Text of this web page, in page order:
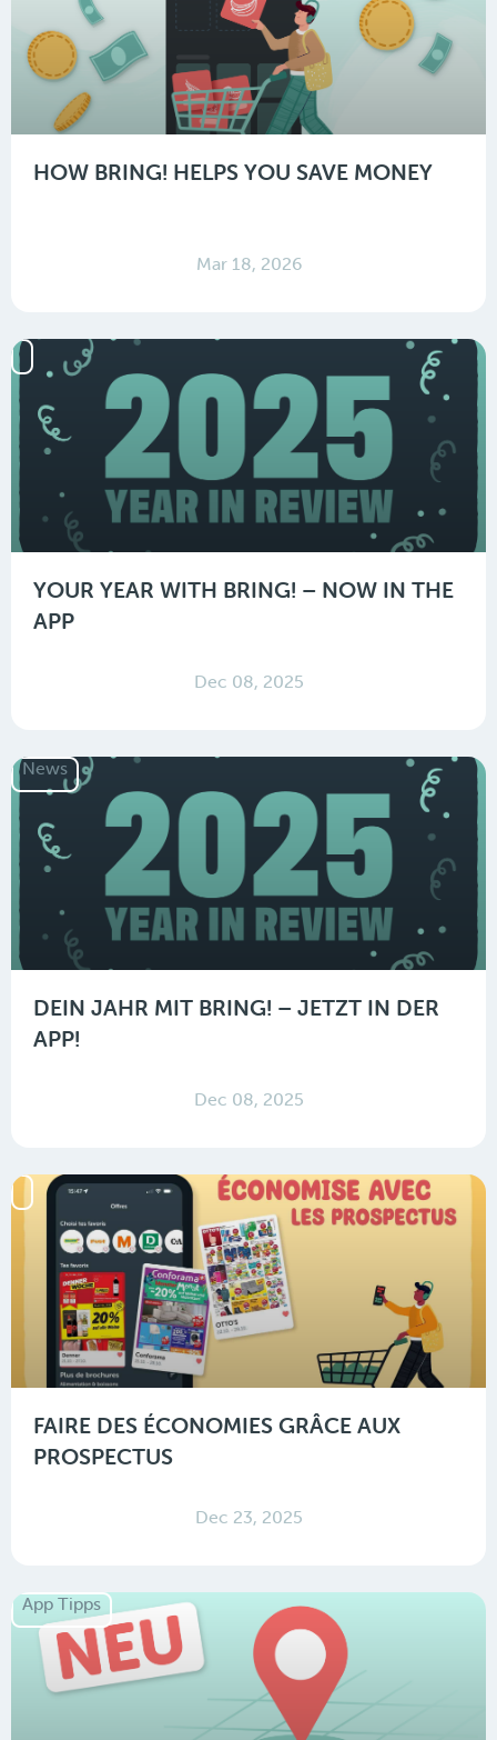
HOW BRING! HELPS YOU SAVE MONEY
Mar 18, 2026
YOUR YEAR WITH BRING! – NOW IN THE
APP
Dec 08, 2025
News
DEIN JAHR MIT BRING! – JETZT IN DER
APP!
Dec 08, 2025
FAIRE DES ÉCONOMIES GRÂCE AUX
PROSPECTUS
Dec 23, 2025
App Tipps